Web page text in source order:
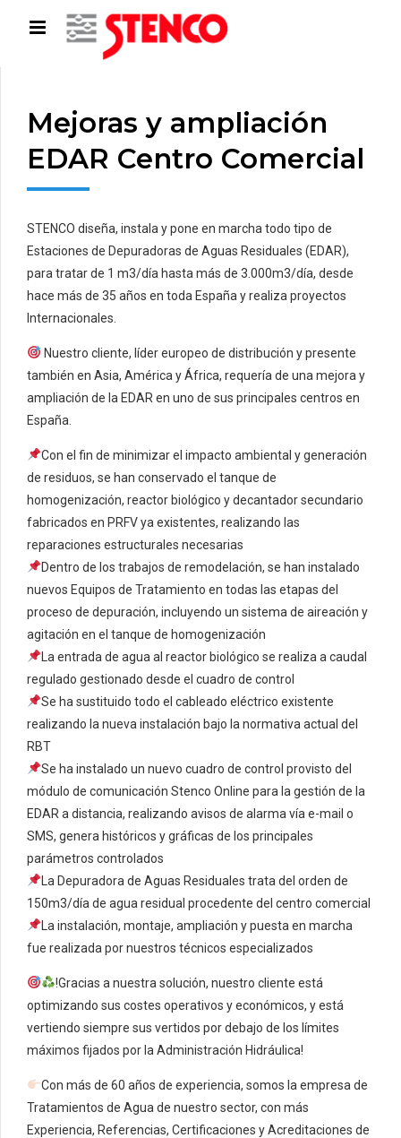
Mejoras y ampliación
EDAR Centro Comercial
STENCO diseña, instala y pone en marcha todo tipo de
Estaciones de Depuradoras de Aguas Residuales (EDAR),
para tratar de 1 m3/día hasta más de 3.000m3/día, desde
hace más de 35 años en toda España y realiza proyectos
Internacionales.
Nuestro cliente, líder europeo de distribución y presente
también en Asia, América y África, requería de una mejora y
ampliación de la EDAR en uno de sus principales centros en
España.
Con el fin de minimizar el impacto ambiental y generación
de residuos, se han conservado el tanque de
homogenización, reactor biológico y decantador secundario
fabricados en PRFV ya existentes, realizando las
reparaciones estructurales necesarias
Dentro de los trabajos de remodelación, se han instalado
nuevos Equipos de Tratamiento en todas las etapas del
proceso de depuración, incluyendo un sistema de aireación y
agitación en el tanque de homogenización
La entrada de agua al reactor biológico se realiza a caudal
regulado gestionado desde el cuadro de control
Se ha sustituido todo el cableado eléctrico existente
realizando la nueva instalación bajo la normativa actual del
RBT
Se ha instalado un nuevo cuadro de control provisto del
módulo de comunicación Stenco Online para la gestión de la
EDAR a distancia, realizando avisos de alarma vía e-mail o
SMS, genera históricos y gráficas de los principales
parámetros controlados
La Depuradora de Aguas Residuales trata del orden de
150m3/día de agua residual procedente del centro comercial
La instalación, montaje, ampliación y puesta en marcha
fue realizada por nuestros técnicos especializados
!Gracias a nuestra solución, nuestro cliente está
optimizando sus costes operativos y económicos, y está
vertiendo siempre sus vertidos por debajo de los límites
máximos fijados por la Administración Hidráulica!
Con más de 60 años de experiencia, somos la empresa de
Tratamientos de Agua de nuestro sector, con más
Experiencia, Referencias, Certificaciones y Acreditaciones de